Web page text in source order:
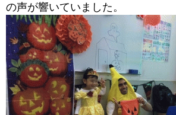
の声が響いていました。